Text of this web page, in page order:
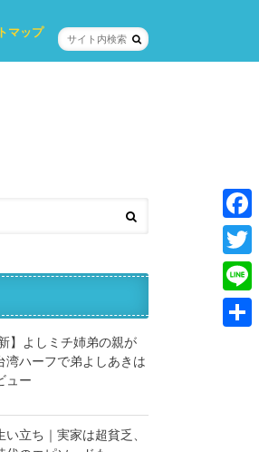
マップ
ィール
バシーポリシー
合わせ
】よしミチ姉弟の親が
湾ハーフで弟よしあきは
ュー
い立ち｜実家は超貧乏、
F
a
c
e
T
w
i
L